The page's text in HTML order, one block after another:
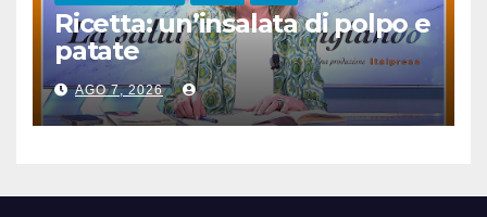
Ricetta: un’insalata di polpo e
patate
AGO 7, 2026